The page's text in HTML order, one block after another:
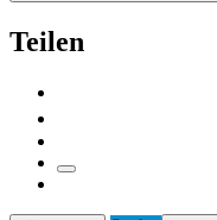
Teilen